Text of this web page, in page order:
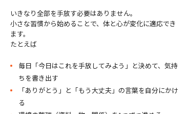
いきなり全部を手放す必要はありません。
小さな習慣から始めることで、体と心が変化に適応でき
ます。
たとえば
毎日「今日はこれを手放してみよう」と決めて、気持
ちを書き出す
「ありがとう」と「もう大丈夫」の言葉を自分にかけ
る